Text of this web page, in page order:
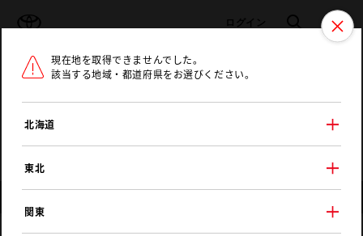
ログイン 検索 メニュ
ラインアップ オーナーサポート
現在地を取得できませんでした。
該当する地域・都道府県をお選びください。
北海道
東北
関東
トヨタ認定中古車 メニュー